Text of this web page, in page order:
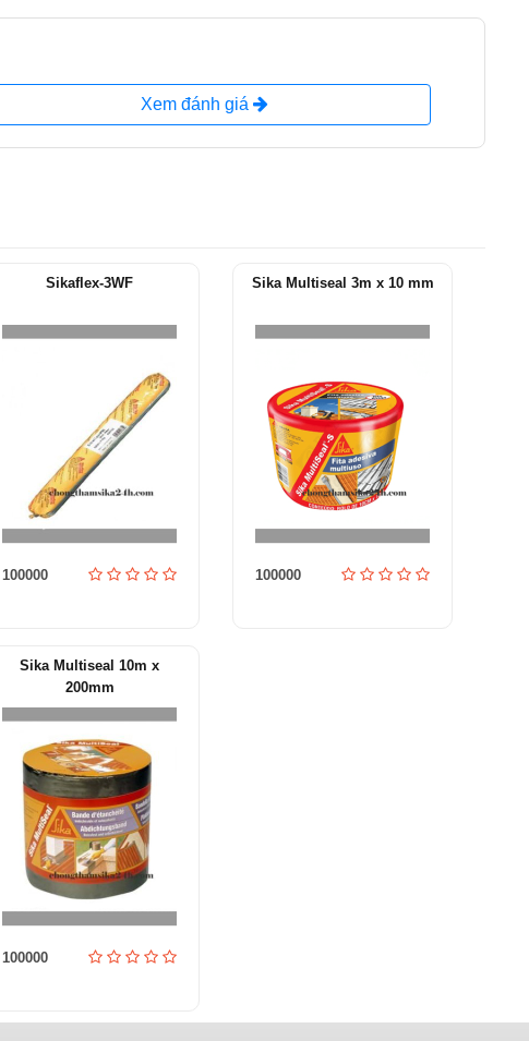
Xem đánh giá
Sikaflex-3WF
100000
Sika Multiseal 3m x 10 mm
100000
Sika Multiseal 10m x
200mm
100000